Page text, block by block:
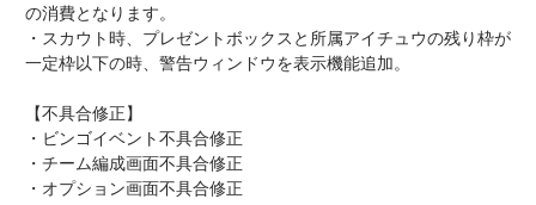
ギャラリー
の消費となります。
・スカウト時、プレゼントボックスと所属アイチュウの残り枠が
一定枠以下の時、警告ウィンドウを表示機能追加。
【不具合修正】
・ビンゴイベント不具合修正
・チーム編成画面不具合修正
・オプション画面不具合修正